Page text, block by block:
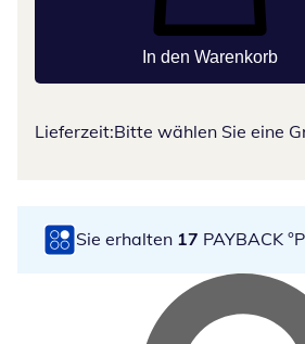
In den Warenkorb
Lieferzeit:Bitte wählen Sie eine
Sie erhalten 17 PAYBACK